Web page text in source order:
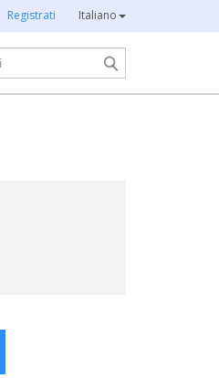
Registrati Italiano